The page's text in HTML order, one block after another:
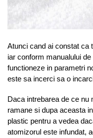
Atunci cand ai constat ca
iar conform manualului
functioneze in parametri
este sa incerci sa o
Daca intrebarea de ce nu
ramane si dupa aceasta
plastic pentru a vedea
atomizorul este infundat,